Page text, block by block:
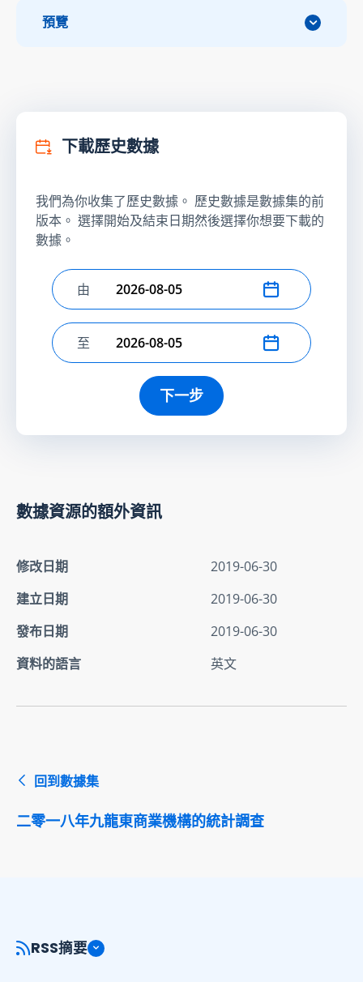
預覽
下載歷史數據
我們為你收集了歷史數據。 歷史數據是數據集的前
版本。 選擇開始及結束日期然後選擇你想要下載的
數據。
選擇開始日期
由
選擇結束日期
至
下一步
數據資源的額外資訊
修改日期
2019-06-30
建立日期
2019-06-30
發布日期
2019-06-30
資料的語言
英文
回到數據集
二零一八年九龍東商業機構的統計調查
RSS摘要